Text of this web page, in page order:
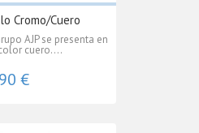
Cromo/Cuero
AJP se presenta en
cuero....
€